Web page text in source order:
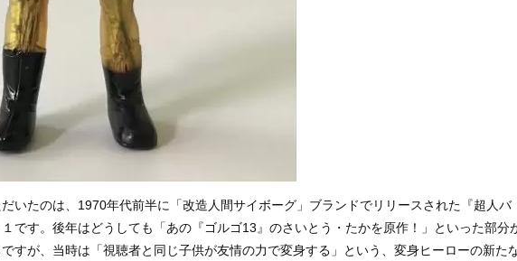
いたのは、1970年代前半に「改造人間サイボーグ」ブランドでリリースされた『超人バ
です。後年はどうしても「あの『ゴルゴ13』のさいとう・たかを原作！」といった部分
すが、当時は「視聴者と同じ子供が友情の力で変身する」という、変身ヒーローの新た